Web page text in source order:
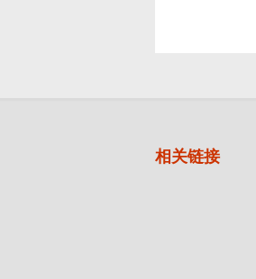
相关链接